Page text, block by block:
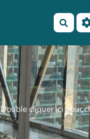
Double cliquer ici pour